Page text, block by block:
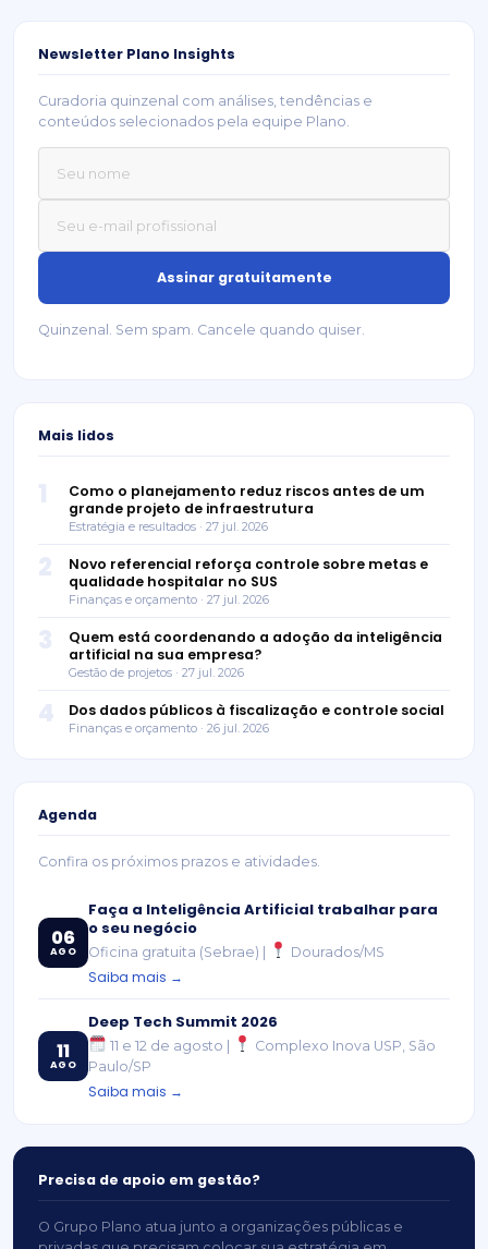
Newsletter Plano Insights
Curadoria quinzenal com análises, tendências e
conteúdos selecionados pela equipe Plano.
Quinzenal. Sem spam. Cancele quando quiser.
Mais lidos
Como o planejamento reduz riscos antes de um
grande projeto de infraestrutura
Estratégia e resultados · 27 jul. 2026
Novo referencial reforça controle sobre metas e
qualidade hospitalar no SUS
Finanças e orçamento · 27 jul. 2026
Quem está coordenando a adoção da inteligência
artificial na sua empresa?
Gestão de projetos · 27 jul. 2026
Dos dados públicos à fiscalização e controle social
Finanças e orçamento · 26 jul. 2026
Agenda
Confira os próximos prazos e atividades.
06
AGO
Faça a Inteligência Artificial trabalhar para
o seu negócio
Oficina gratuita (Sebrae) | Dourados/MS
Saiba mais →
11
AGO
Deep Tech Summit 2026
11 e 12 de agosto |
Complexo Inova USP, São
Paulo/SP
Saiba mais →
Precisa de apoio em gestão?
O Grupo Plano atua junto a organizações públicas e